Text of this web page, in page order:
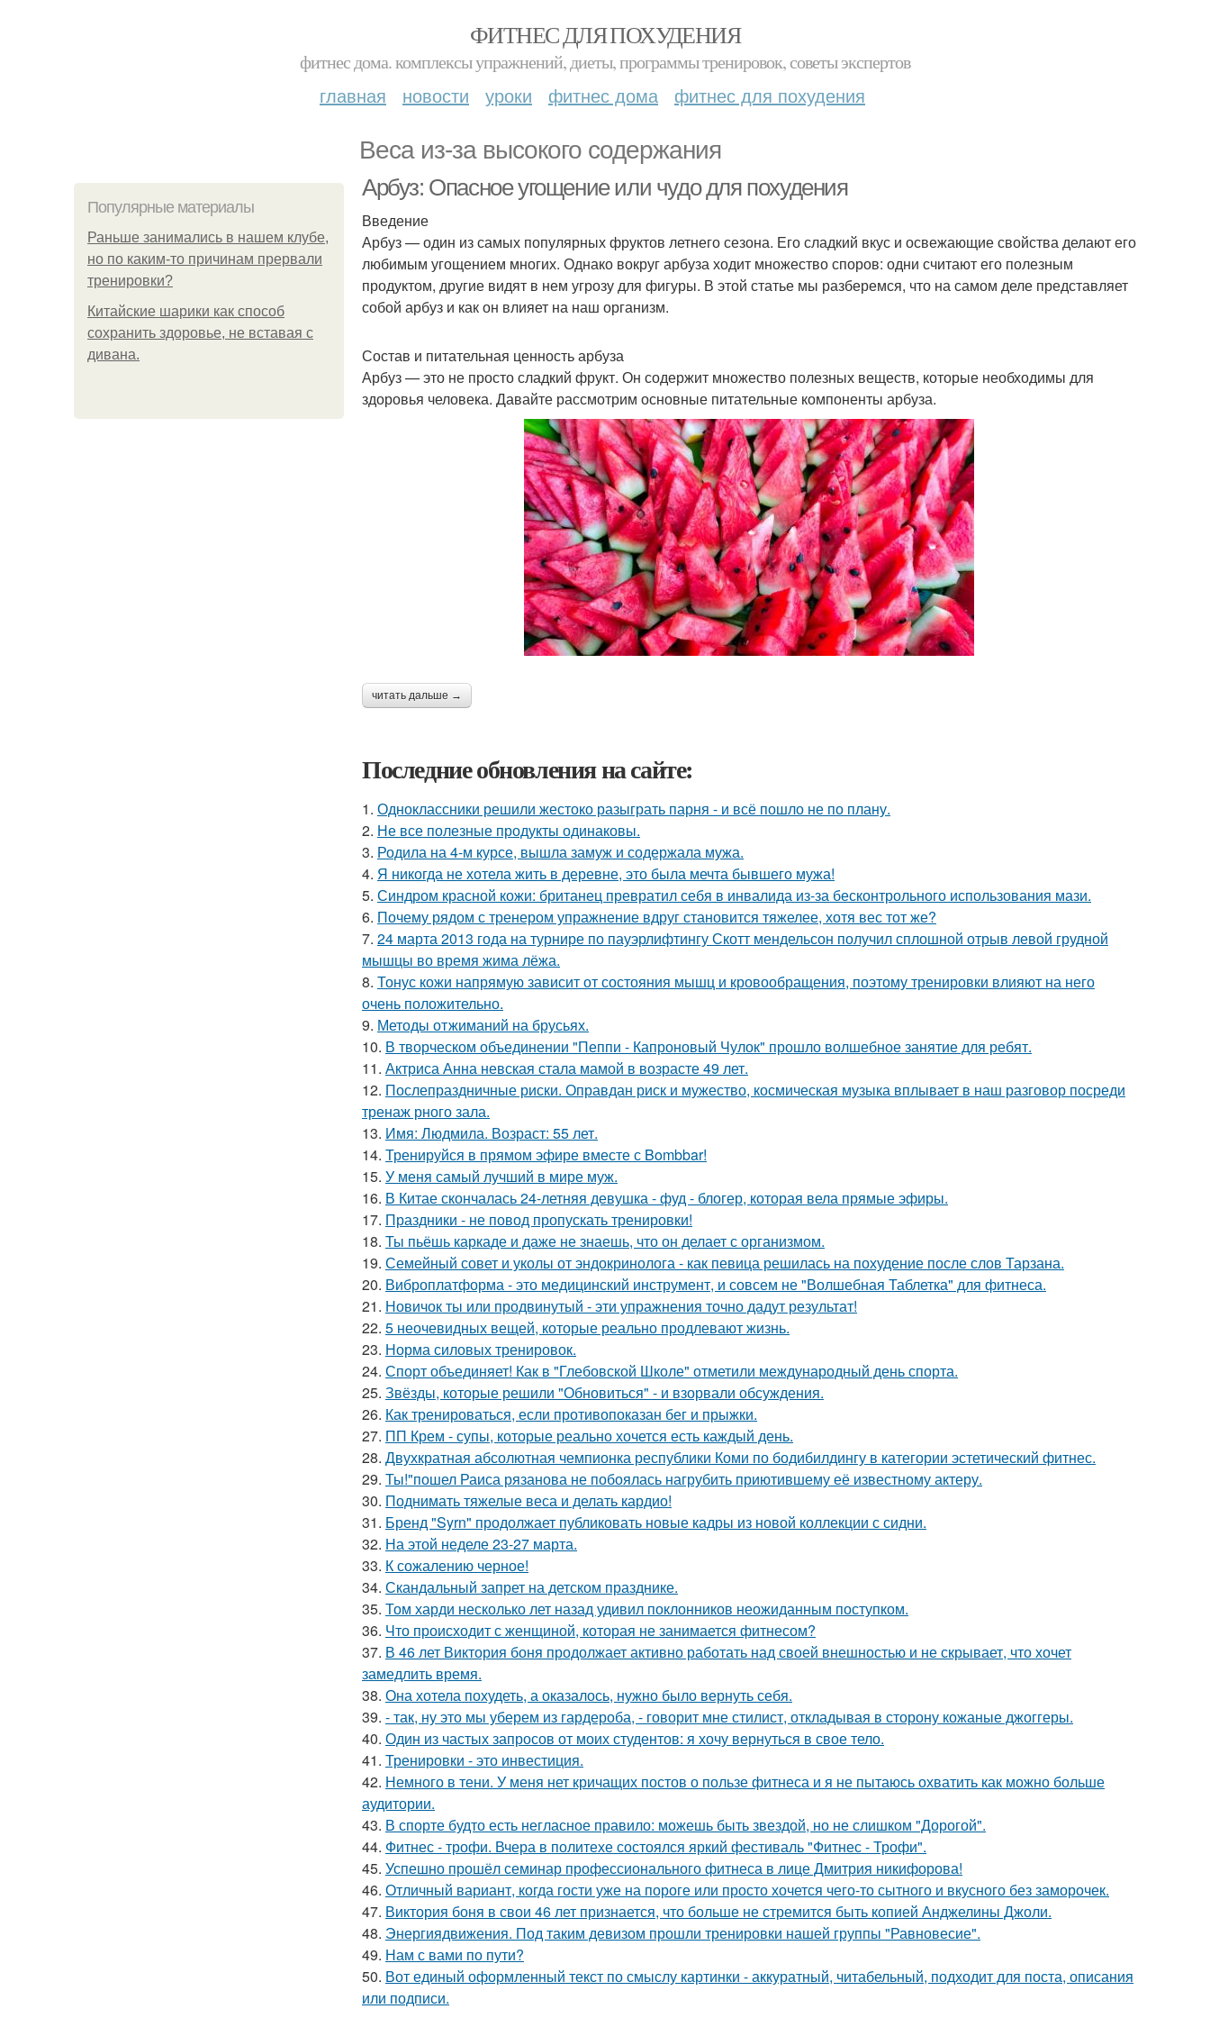
ФИТНЕС ДЛЯ ПОХУДЕНИЯ
фитнес дома. комплексы упражнений, диеты, программы тренировок, советы экспертов
главная новости уроки фитнес дома фитнес для похудения
Веса из-за высокого содержания
Популярные материалы
Раньше занимались в нашем клубе,
но по каким-то причинам прервали
тренировки?
Китайские шарики как способ
сохранить здоровье, не вставая с
дивана.
Арбуз: Опасное угощение или чудо для похудения
Введение
Арбуз — один из самых популярных фруктов летнего сезона. Его сладкий вкус и освежающие свойства делают его
любимым угощением многих. Однако вокруг арбуза ходит множество споров: одни считают его полезным
продуктом, другие видят в нем угрозу для фигуры. В этой статье мы разберемся, что на самом деле представляет
собой арбуз и как он влияет на наш организм.
Состав и питательная ценность арбуза
Арбуз — это не просто сладкий фрукт. Он содержит множество полезных веществ, которые необходимы для
здоровья человека. Давайте рассмотрим основные питательные компоненты арбуза.
читать дальше →
Последние обновления на сайте:
1. Одноклассники решили жестоко разыграть парня - и всё пошло не по плану.
2. Не все полезные продукты одинаковы.
3. Родила на 4-м курсе, вышла замуж и содержала мужа.
4. Я никогда не хотела жить в деревне, это была мечта бывшего мужа!
5. Синдром красной кожи: британец превратил себя в инвалида из-за бесконтрольного использования мази.
6. Почему рядом с тренером упражнение вдруг становится тяжелее, хотя вес тот же?
7. 24 марта 2013 года на турнире по пауэрлифтингу Скотт мендельсон получил сплошной отрыв левой грудной
мышцы во время жима лёжа.
8. Тонус кожи напрямую зависит от состояния мышц и кровообращения, поэтому тренировки влияют на него
очень положительно.
9. Методы отжиманий на брусьях.
10. В творческом объединении "Пеппи - Капроновый Чулок" прошло волшебное занятие для ребят.
11. Актриса Анна невская стала мамой в возрасте 49 лет.
12. Послепраздничные риски. Оправдан риск и мужество, космическая музыка вплывает в наш разговор посреди
тренаж рного зала.
13. Имя: Людмила. Возраст: 55 лет.
14. Тренируйся в прямом эфире вместе с Bombbar!
15. У меня самый лучший в мире муж.
16. В Китае скончалась 24-летняя девушка - фуд - блогер, которая вела прямые эфиры.
17. Праздники - не повод пропускать тренировки!
18. Ты пьёшь каркаде и даже не знаешь, что он делает с организмом.
19. Семейный совет и уколы от эндокринолога - как певица решилась на похудение после слов Тарзана.
20. Виброплатформа - это медицинский инструмент, и совсем не "Волшебная Таблетка" для фитнеса.
21. Новичок ты или продвинутый - эти упражнения точно дадут результат!
22. 5 неочевидных вещей, которые реально продлевают жизнь.
23. Норма силовых тренировок.
24. Спорт объединяет! Как в "Глебовской Школе" отметили международный день спорта.
25. Звёзды, которые решили "Обновиться" - и взорвали обсуждения.
26. Как тренироваться, если противопоказан бег и прыжки.
27. ПП Крем - супы, которые реально хочется есть каждый день.
28. Двухкратная абсолютная чемпионка республики Коми по бодибилдингу в категории эстетический фитнес.
29. Ты!"пошел Раиса рязанова не побоялась нагрубить приютившему её известному актеру.
30. Поднимать тяжелые веса и делать кардио!
31. Бренд "Syrn" продолжает публиковать новые кадры из новой коллекции с сидни.
32. На этой неделе 23-27 марта.
33. К сожалению черное!
34. Скандальный запрет на детском празднике.
35. Том харди несколько лет назад удивил поклонников неожиданным поступком.
36. Что происходит с женщиной, которая не занимается фитнесом?
37. В 46 лет Виктория боня продолжает активно работать над своей внешностью и не скрывает, что хочет
замедлить время.
38. Она хотела похудеть, а оказалось, нужно было вернуть себя.
39. - так, ну это мы уберем из гардероба, - говорит мне стилист, откладывая в сторону кожаные джоггеры.
40. Один из частых запросов от моих студентов: я хочу вернуться в свое тело.
41. Тренировки - это инвестиция.
42. Немного в тени. У меня нет кричащих постов о пользе фитнеса и я не пытаюсь охватить как можно больше
аудитории.
43. В спорте будто есть негласное правило: можешь быть звездой, но не слишком "Дорогой".
44. Фитнес - трофи. Вчера в политехе состоялся яркий фестиваль "Фитнес - Трофи".
45. Успешно прошёл семинар профессионального фитнеса в лице Дмитрия никифорова!
46. Отличный вариант, когда гости уже на пороге или просто хочется чего-то сытного и вкусного без заморочек.
47. Виктория боня в свои 46 лет признается, что больше не стремится быть копией Анджелины Джоли.
48. Энергиядвижения. Под таким девизом прошли тренировки нашей группы "Равновесие".
49. Нам с вами по пути?
50. Вот единый оформленный текст по смыслу картинки - аккуратный, читабельный, подходит для поста, описания
или подписи.